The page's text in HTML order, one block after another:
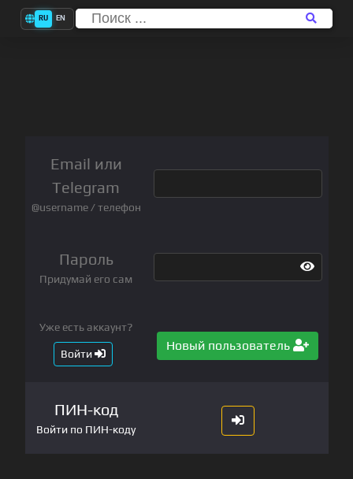
RU EN
Email или
Telegram
@username / телефон
Пароль
Придумай его сам
Уже есть аккаунт?
Войти
Новый пользователь
ПИН-код
Войти по ПИН-коду